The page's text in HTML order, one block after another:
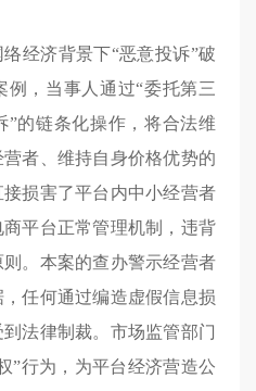
经济背景下“恶意投诉”破
，当事人通过“委托第三
的链条化操作，将合法维
者、维持自身价格优势的
损害了平台内中小经营者
平台正常管理机制，违背
。本案的查办警示经营者
任何通过编造虚假信息损
法律制裁。市场监管部门
”行为，为平台经济营造公